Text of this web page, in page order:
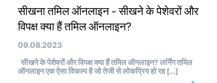
सीखना तमिल ऑनलाइन - सीखने के पेशेवरों और
विपक्ष क्या हैं तमिल ऑनलाइन?
09.08.2023
सीखने के पेशेवरों और विपक्ष क्या हैं तमिल ऑनलाइन? लर्निंग तमिल
ऑनलाइन एक ऐसा विकल्प है जो तेजी से लोकप्रिय हो रह […]